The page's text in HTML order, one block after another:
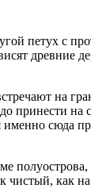
петух с
древние
на
принести
именно сюда
чистый, как